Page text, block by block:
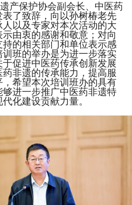
产保护协会副会长、中医药
了致辞，向以孙树椿老先
以及专家对本次活动的大
由衷的感谢和敬意；对向
的相关部门和单位表示感
班的举办是为进一步落实
于促进中医药传承创新发展
非遗的传承能力，提高服
希望本次培训班办的具有
进一步推广中医药非遗特
化建设贡献力量。